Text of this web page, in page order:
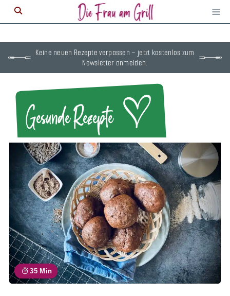
≡
Keine neuen Rezepte verpassen – jetzt kostenlos zum
Newsletter anmelden.
Gesunde Rezepte
35 Min